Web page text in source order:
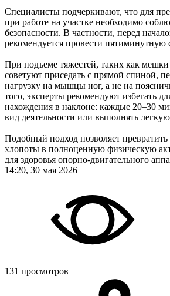
Специалисты подчеркивают, что для
при работе на участке необходимо
безопасности. В частности, перед
рекомендуется провести пятиминутную
При подъеме тяжестей, таких как
советуют приседать с прямой спиной,
нагрузку на мышцы ног, а не на
того, эксперты рекомендуют избегать
нахождения в наклоне: каждые 20–30
вид деятельности или выполнять
Подобный подход позволяет
хлопоты в полноценную физическую
для здоровья опорно-двигательного
14:20, 30 мая 2026
131 просмотров